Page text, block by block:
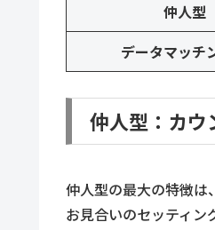
仲人型
データマッチ
仲人型：カウ
仲人型の最大の特徴は
お見合いのセッティン